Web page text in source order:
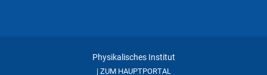
Physikalisches Institut
ZUM HAUPTPORTAL